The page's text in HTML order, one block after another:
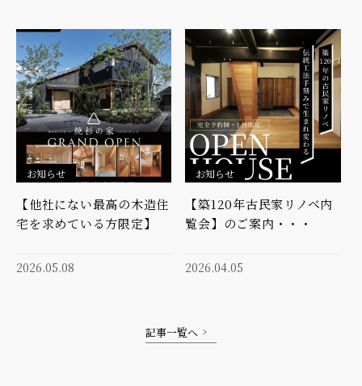
お知らせ
【他社にない最高の木造住
宅を求めている方限定】
2026.05.08
お知らせ
【築120年古民家リノベ内
覧会】のご案内・・・
2026.04.05
記事一覧へ